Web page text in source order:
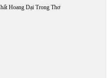
Hoang Dại Trong Thơ